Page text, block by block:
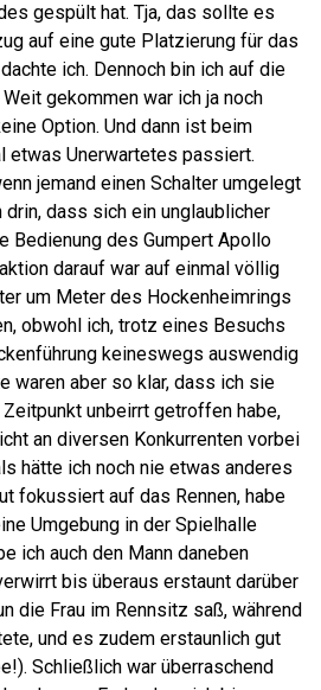
gespült hat. Tja, das sollte es
auf eine gute Platzierung für das
ich. Dennoch bin ich auf die
gekommen war ich ja noch
Option. Und dann ist beim
etwas Unerwartetes passiert.
jemand einen Schalter umgelegt
drin, dass sich ein unglaublicher
Bedienung des Gumpert Apollo
darauf war auf einmal völlig
um Meter des Hockenheimrings
obwohl ich, trotz eines Besuchs
keineswegs auswendig
waren aber so klar, dass ich sie
unbeirrt getroffen habe,
an diversen Konkurrenten vorbei
hätte ich noch nie etwas anderes
fokussiert auf das Rennen, habe
Umgebung in der Spielhalle
ich auch den Mann daneben
bis überaus erstaunt darüber
die Frau im Rennsitz saß, während
und es zudem erstaunlich gut
Schließlich war überraschend